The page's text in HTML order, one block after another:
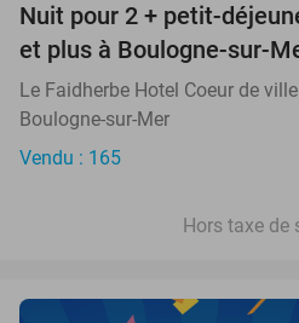
Nuit pour 2 + petit-
et plus à Boulogne-sur-
Le Faidherbe Hotel Coeur de ville
Boulogne-sur-Mer
Vendu : 165
Hors taxe de